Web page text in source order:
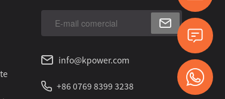
info@kpower.com
+86 0769 8399 3238